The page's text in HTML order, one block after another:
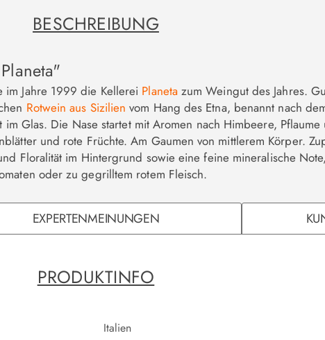
BESCHREIBUNG
im Jahre 1999 die Kellerei Planetazum Weingut des Jahres.
Rotwein aus Sizilien vom Hang des Etna, benannt nach
Glas. Die Nase startet mit Aromen nach Himbeere,
und rote Früchte. Am Gaumen von mittlerem Körper.
Floralität im Hintergrund sowie eine feine mineralische
oder zu gegrilltem rotem Fleisch.
EXPERTENMEINUNGEN
PRODUKTINFO
Italien